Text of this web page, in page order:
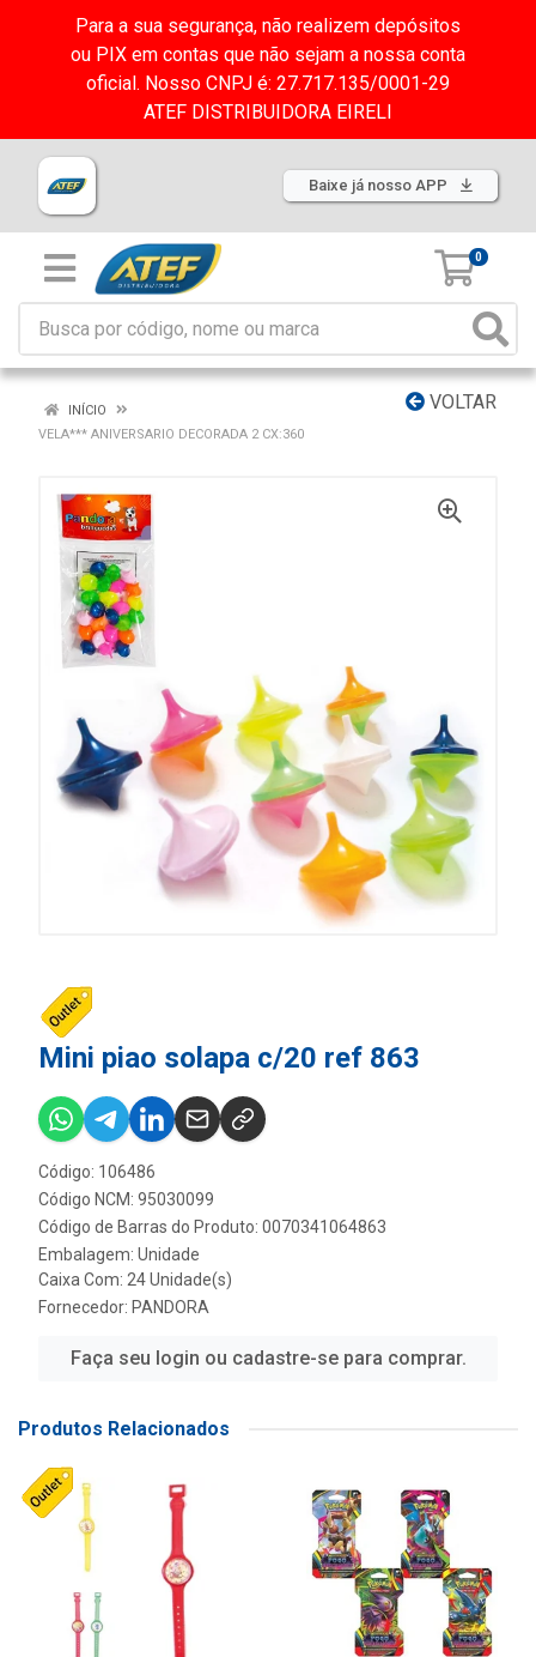
Para a sua segurança, não realizem depósitos
ou PIX em contas que não sejam a nossa conta
oficial. Nosso CNPJ é: 27.717.135/0001-29
ATEF DISTRIBUIDORA EIRELI
Baixe já nosso APP
0
VOLTAR
INÍCIO
VELA*** ANIVERSARIO DECORADA 2 CX:360
Mini piao solapa c/20 ref 863
Código: 106486
Código NCM: 95030099
Código de Barras do Produto: 0070341064863
Embalagem: Unidade
Caixa Com: 24 Unidade(s)
Fornecedor: PANDORA
Faça seu login ou cadastre-se para comprar.
Produtos Relacionados